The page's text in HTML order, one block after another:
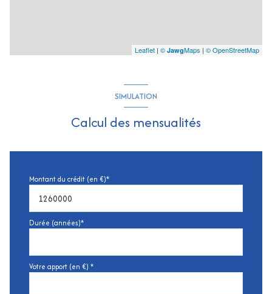
Leaflet | © JawgMaps | © OpenStreetMap
SIMULATION
Calcul des mensualités
Montant du crédit (en €)*
Durée (années)*
Votre apport (en €) *